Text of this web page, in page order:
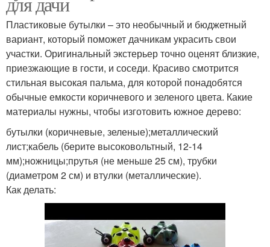
Пластиковые бутылки – это необычный и бюджетный
вариант, который поможет дачникам украсить свои
участки. Оригинальный экстерьер точно оценят близкие,
приезжающие в гости, и соседи. Красиво смотрится
стильная высокая пальма, для которой понадобятся
обычные емкости коричневого и зеленого цвета. Какие
материалы нужны, чтобы изготовить южное дерево:
бутылки (коричневые, зеленые);металлический
лист;кабель (берите высоковольтный, 12-14
мм);ножницы;прутья (не меньше 25 см), трубки
(диаметром 2 см) и втулки (металлические).
Как делать: